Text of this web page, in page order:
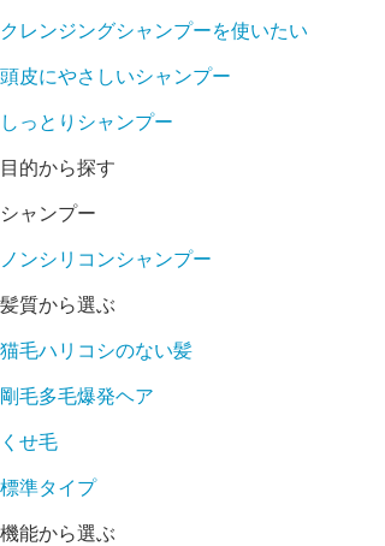
クレンジングシャンプーを使いたい
頭皮にやさしいシャンプー
しっとりシャンプー
目的から探す
シャンプー
ノンシリコンシャンプー
髪質から選ぶ
猫毛ハリコシのない髪
剛毛多毛爆発ヘア
くせ毛
標準タイプ
機能から選ぶ